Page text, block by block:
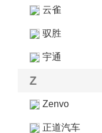
云雀
驭胜
宇通
Z
Zenvo
正道汽车